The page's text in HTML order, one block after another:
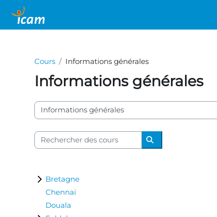
Passer au contenu principal
Cours Informations générales
Informations générales
Catégories de cours
Rechercher des cours
Rechercher des
Bretagne
Chennai
Douala